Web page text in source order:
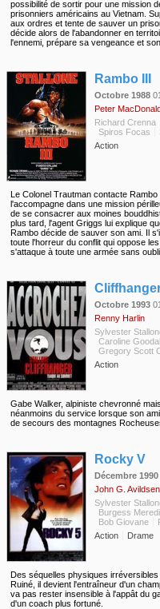
possibilité de sortir pour une mission
prisonniers américains au Vietnam.
aux ordres et tente de sauver un
décide alors de l'abandonner en
l'ennemi, prépare sa vengeance et
Rambo III
Octobre 1988
Peter
Richard Crenna
Spiros Focas
Action
Le Colonel Trautman contacte
l'accompagne dans une mission
de se consacrer aux moines
plus tard, l'agent Griggs lui explique
Rambo décide de sauver son ami. Il
toute l'horreur du conflit qui oppose
s'attaque à toute une armée sans
Octobre 1993
Renny Harlin
Sylvester
Caroline
Gregory Scott
Action
Gabe Walker, alpiniste chevronné
néanmoins du service lorsque son
de secours des montagnes
Rocky V
Décembre 1990
John G. Avildsen
Sylvester
Burgess
Bob Giovane
Action
Drame
Des séquelles physiques
Ruiné, il devient l'entraîneur d'un
va pas rester insensible à l'appât du
d'un coach plus fortuné.